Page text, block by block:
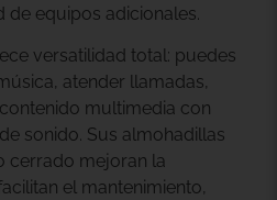
de equipos adicionales.
versatilidad total: puedes
atender llamadas,
multimedia con
sonido. Sus almohadillas
cerrado mejoran la
el mantenimiento,